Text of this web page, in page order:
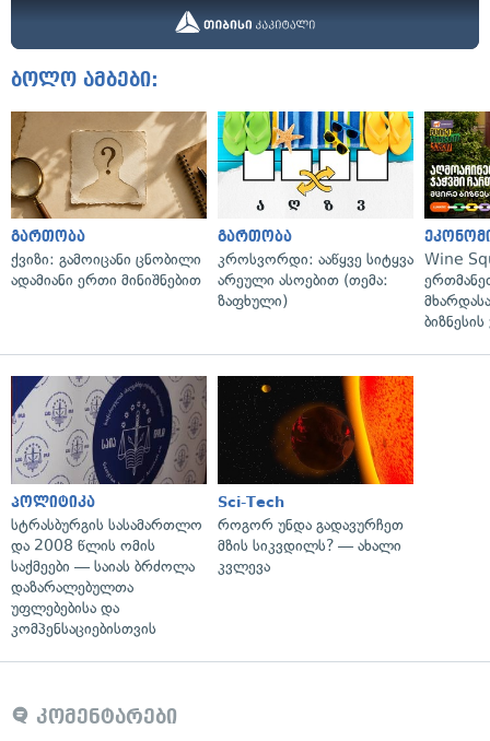
ბოლო ამბები:
გართობა
ქვიზი: გამოიცანი ცნობილი
ადამიანი ერთი მინიშნებით
გართობა
კროსვორდი: ააწყვე სიტყვა
არეული ასოებით (თემა:
ზაფხული)
Wine
პოლიტიკა
სტრასბურგის სასამართლო
და 2008 წლის ომის
საქმეები — საიას ბრძოლა
დაზარალებულთა
უფლებებისა და
კომპენსაციებისთვის
Sci-Tech
როგორ უნდა გადავურჩეთ
მზის სიკვდილს? — ახალი
კვლევა
კომენტარები